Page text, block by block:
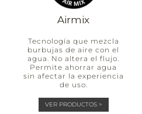
Airmix
Tecnología que mezcla
burbujas de aire con el
agua. No altera el flujo.
Permite ahorrar agua
sin afectar la experiencia
de uso.
VER PRODUCTOS >